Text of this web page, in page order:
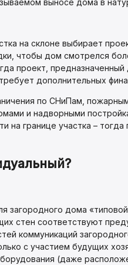
выносе дома в
на склоне выбирает
чтобы дом смотрелся
проект,
дополнительных
по СНиПам,
и надворными
на границе участка –
загородного дома
стен соответствуют
коммуникаций
с участием будущих
(даже